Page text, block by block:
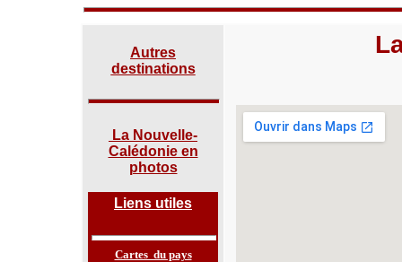
Autres
destinations
La Nouvelle-
Calédonie en
photos
Liens utiles
Cartes du pays